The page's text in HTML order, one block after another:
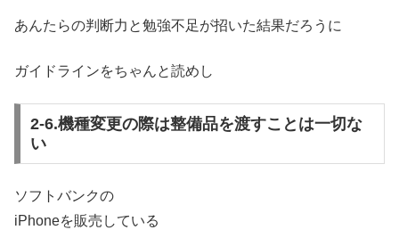
あんたらの判断力と勉強不足が招いた結果だろうに
ガイドラインをちゃんと読めし
2-6.機種変更の際は整備品を渡すことは一切な
い
ソフトバンクの
iPhoneを販売している